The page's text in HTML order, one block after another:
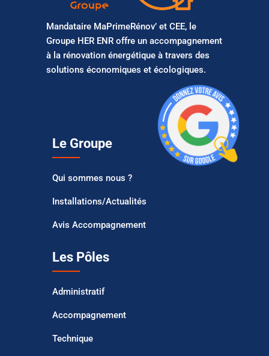
Mandataire MaPrimeRénov’ et CEE, le
Groupe HER ENR offre un accompagnement
à la rénovation énergétique à travers des
solutions économiques et écologiques.
Le Groupe
Qui sommes nous ?
Installations/Actualités
Avis Accompagnement
Les Pôles
Administratif
Accompagnement
Technique